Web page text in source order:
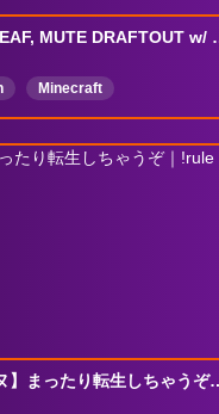
BLIND, DEAF, MUTE
Minecraft
bozo
MCSR
English
【ストリヌ】まったり